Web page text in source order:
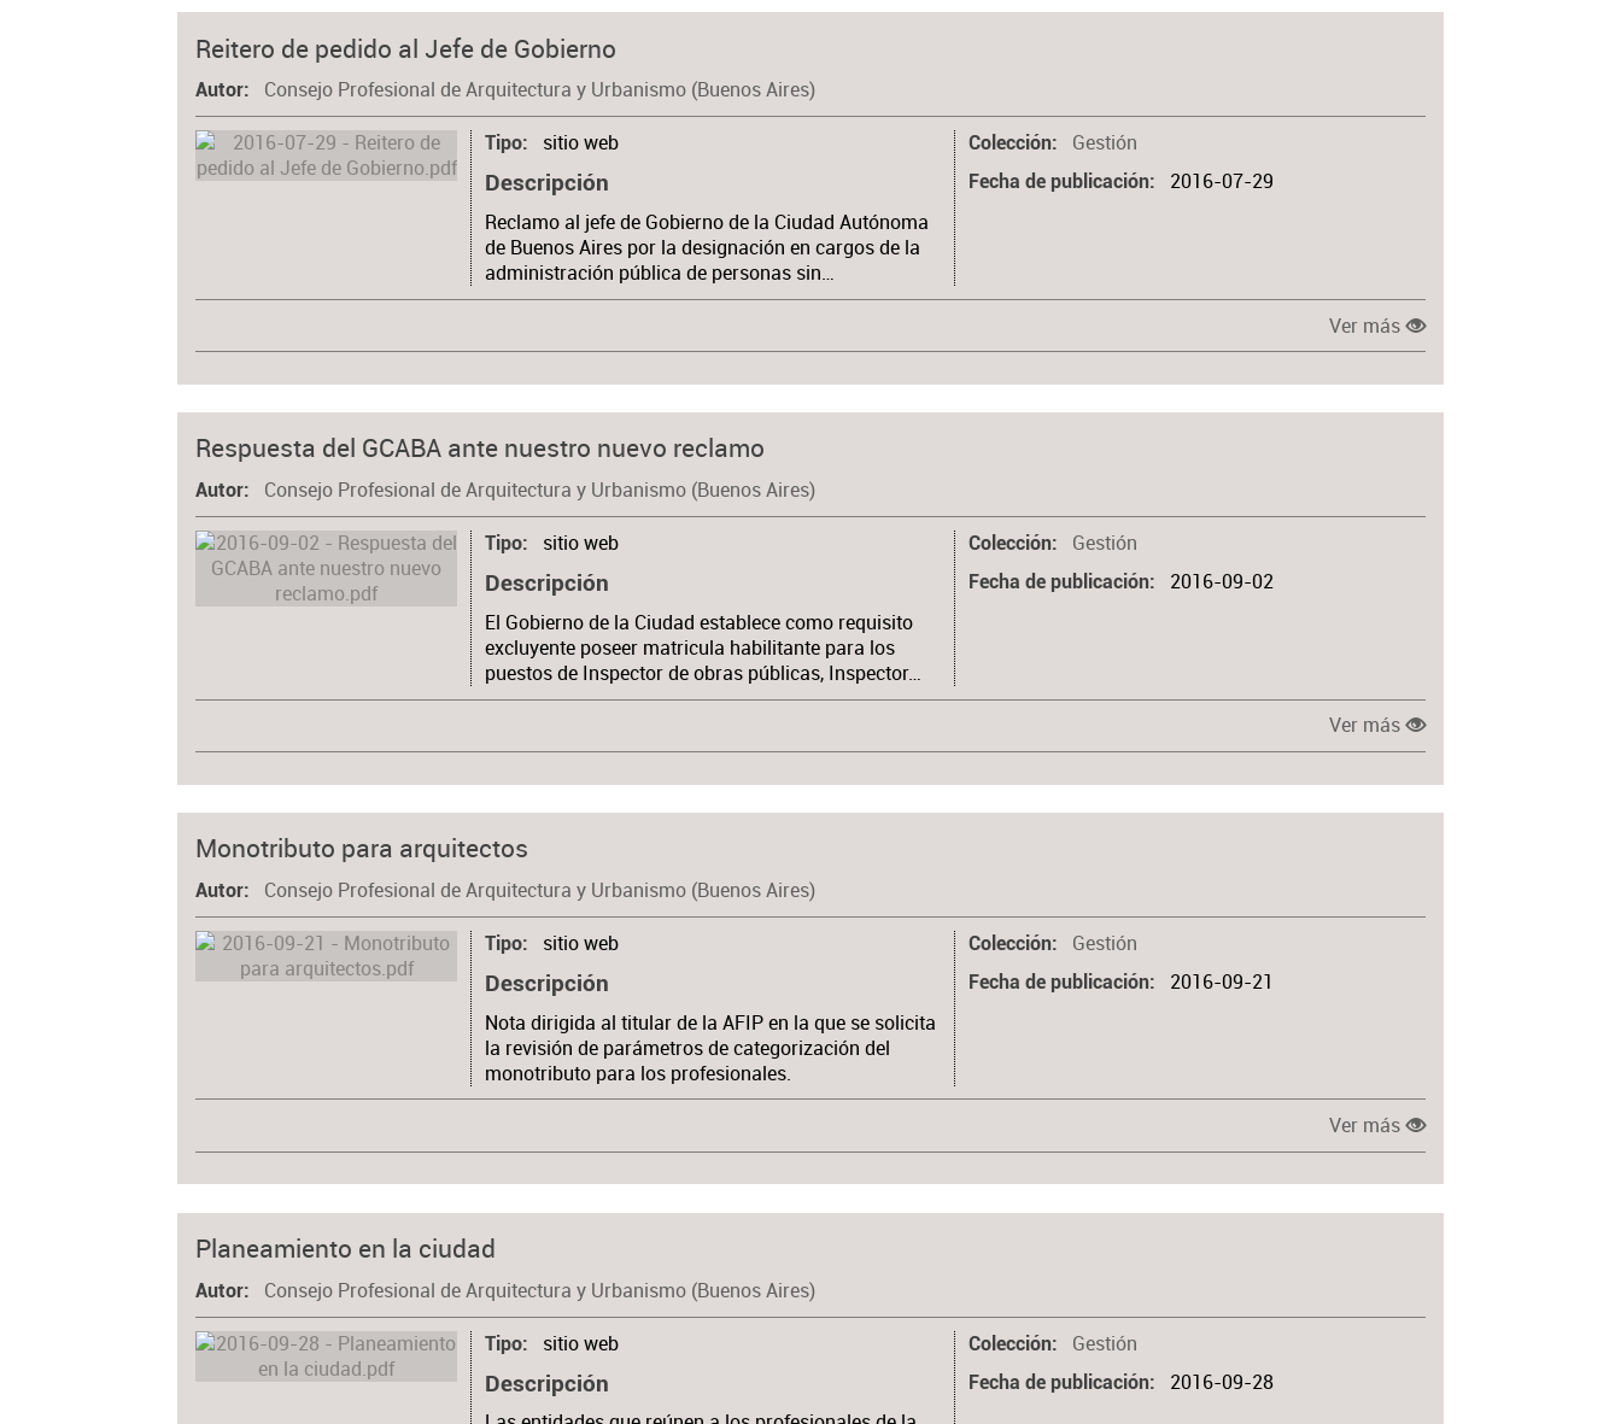
Reitero de pedido al Jefe de Gobierno
Autor Consejo Profesional de Arquitectura y Urbanismo (Buenos Aires)
Tipo sitio web
Descripción
Reclamo al jefe de Gobierno de la Ciudad Autónoma
de Buenos Aires por la designación en cargos de la
administración pública de personas sin…
Colección Gestión
Fecha de publicación 2016-07-29
Ver más
Respuesta del GCABA ante nuestro nuevo reclamo
Autor Consejo Profesional de Arquitectura y Urbanismo (Buenos Aires)
Tipo sitio web
Descripción
El Gobierno de la Ciudad establece como requisito
excluyente poseer matricula habilitante para los
puestos de Inspector de obras públicas, Inspector…
Colección Gestión
Fecha de publicación 2016-09-02
Ver más
Monotributo para arquitectos
Autor Consejo Profesional de Arquitectura y Urbanismo (Buenos Aires)
Tipo sitio web
Descripción
Nota dirigida al titular de la AFIP en la que se solicita
la revisión de parámetros de categorización del
monotributo para los profesionales.
Colección Gestión
Fecha de publicación 2016-09-21
Ver más
Planeamiento en la ciudad
Autor Consejo Profesional de Arquitectura y Urbanismo (Buenos Aires)
Tipo sitio web
Descripción
Colección Gestión
Fecha de publicación 2016-09-28